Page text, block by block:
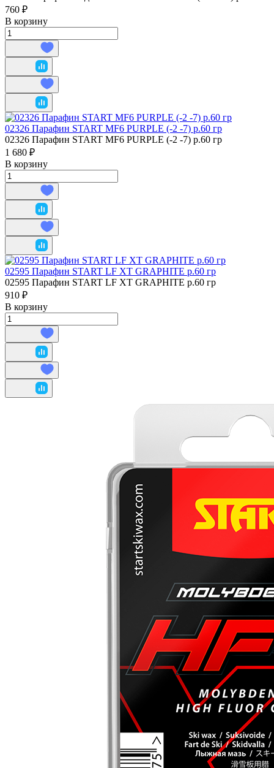
760 ₽
В корзину
02326 Парафин START MF6 PURPLE (-2 -7) р.60 гр
02326 Парафин START MF6 PURPLE (-2 -7) р.60 гр
1 680 ₽
В корзину
02595 Парафин START LF XT GRAPHITE р.60 гр
02595 Парафин START LF XT GRAPHITE р.60 гр
910 ₽
В корзину